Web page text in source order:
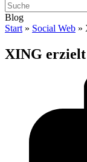
Open
mobile
menu
Close
mobile
menu
Search
Blog
Start » Social Web »
XING